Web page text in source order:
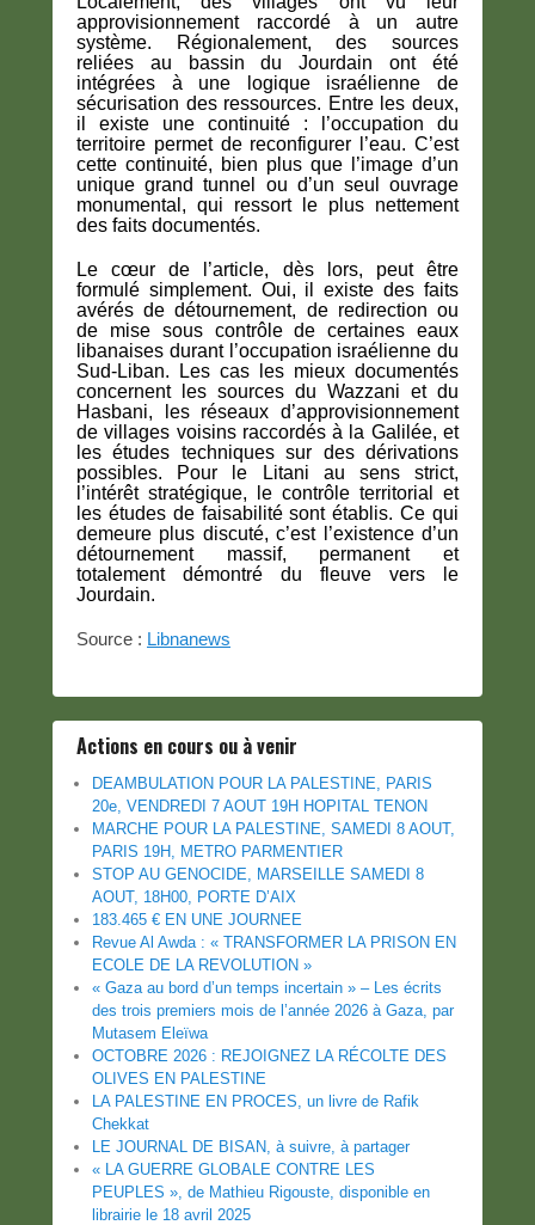
approvisionnement raccordé à un autre
système. Régionalement, des sources
reliées au bassin du Jourdain ont été
intégrées à une logique israélienne de
sécurisation des ressources. Entre les deux,
il existe une continuité : l’occupation du
territoire permet de reconfigurer l’eau. C’est
cette continuité, bien plus que l’image d’un
unique grand tunnel ou d’un seul ouvrage
monumental, qui ressort le plus nettement
des faits documentés.
Le cœur de l’article, dès lors, peut être
formulé simplement. Oui, il existe des faits
avérés de détournement, de redirection ou
de mise sous contrôle de certaines eaux
libanaises durant l’occupation israélienne du
Sud-Liban. Les cas les mieux documentés
concernent les sources du Wazzani et du
Hasbani, les réseaux d’approvisionnement
de villages voisins raccordés à la Galilée, et
les études techniques sur des dérivations
possibles. Pour le Litani au sens strict,
l’intérêt stratégique, le contrôle territorial et
les études de faisabilité sont établis. Ce qui
demeure plus discuté, c’est l’existence d’un
détournement massif, permanent et
totalement démontré du fleuve vers le
Jourdain.
Source : Libnanews
Actions en cours ou à venir
DEAMBULATION POUR LA PALESTINE, PARIS
20e, VENDREDI 7 AOUT 19H HOPITAL TENON
MARCHE POUR LA PALESTINE, SAMEDI 8 AOUT,
PARIS 19H, METRO PARMENTIER
STOP AU GENOCIDE, MARSEILLE SAMEDI 8
AOUT, 18H00, PORTE D’AIX
183.465 € EN UNE JOURNEE
Revue Al Awda : « TRANSFORMER LA PRISON EN
ECOLE DE LA REVOLUTION »
« Gaza au bord d’un temps incertain » – Les écrits
des trois premiers mois de l’année 2026 à Gaza, par
Mutasem Eleïwa
OCTOBRE 2026 : REJOIGNEZ LA RÉCOLTE DES
OLIVES EN PALESTINE
LA PALESTINE EN PROCES, un livre de Rafik
Chekkat
LE JOURNAL DE BISAN, à suivre, à partager
« LA GUERRE GLOBALE CONTRE LES
PEUPLES », de Mathieu Rigouste, disponible en
librairie le 18 avril 2025